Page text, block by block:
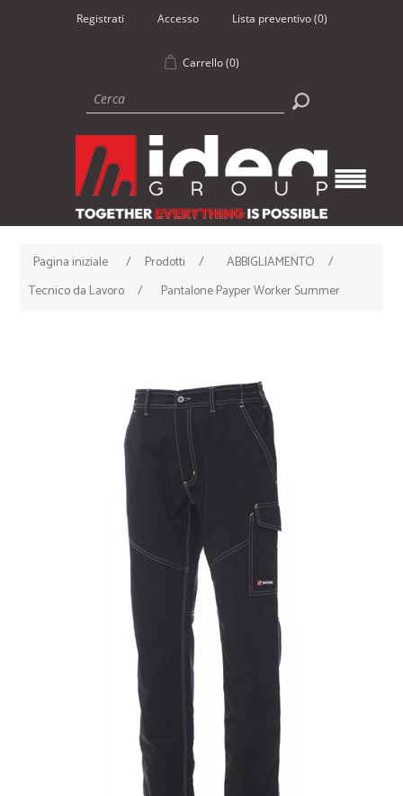
Registrati Accesso Lista preventivo (0)
Carrello (0)
Pagina iniziale / Prodotti / ABBIGLIAMENTO
/
Tecnico da Lavoro
/ Pantalone Payper Worker Summer